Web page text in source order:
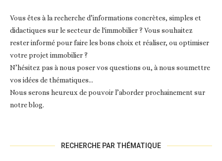
Vous êtes à la recherche d’informations concrètes, simples et
didactiques sur le secteur de l'immobilier ? Vous souhaitez
rester informé pour faire les bons choix et réaliser, ou optimiser
votre projet immobilier ?
N’hésitez pas à nous poser vos questions ou, à nous soumettre
vos idées de thématiques…
Nous serons heureux de pouvoir l’aborder prochainement sur
notre blog.
RECHERCHE PAR THÉMATIQUE